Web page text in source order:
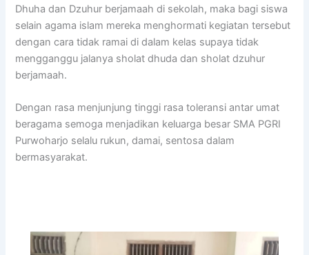
Dhuha dan Dzuhur berjamaah di sekolah, maka bagi siswa
selain agama islam mereka menghormati kegiatan tersebut
dengan cara tidak ramai di dalam kelas supaya tidak
mengganggu jalanya sholat dhuda dan sholat dzuhur
berjamaah.
Dengan rasa menjunjung tinggi rasa toleransi antar umat
beragama semoga menjadikan keluarga besar SMA PGRI
Purwoharjo selalu rukun, damai, sentosa dalam
bermasyarakat.